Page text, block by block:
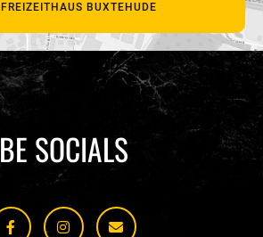
FREIZEITHAUS BUXTEHUDE
BE SOCIALS